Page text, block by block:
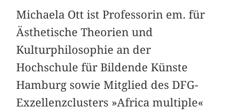
Michaela Ott ist Professorin em. für
Ästhetische Theorien und
Kulturphilosophie an der
Hochschule für Bildende Künste
Hamburg sowie Mitglied des DFG-
Exzellenzclusters »Africa multiple«